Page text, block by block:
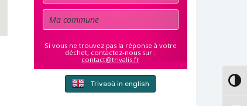
Commune
Si vous ne trouvez pas la réponse à votre
déchet, contactez-nous sur :
contact@trivalis.fr
Trivaoù in english